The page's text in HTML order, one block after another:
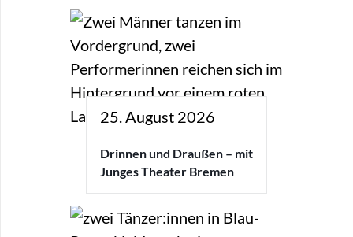
25. August 2026
Drinnen und Draußen – mit
Junges Theater Bremen